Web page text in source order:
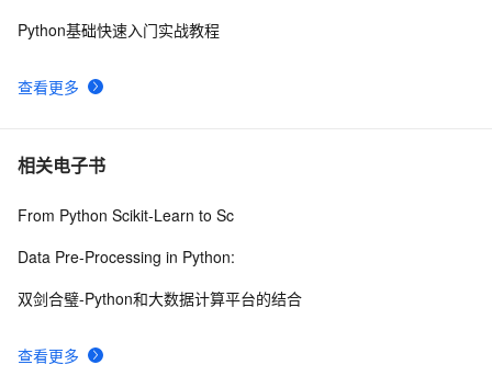
查看更多
Python基础快速入门实战教程
相关电子书
查看更多
From Python Scikit-Learn to Sc
Data Pre-Processing in Python:
双剑合璧-Python和大数据计算平台的结合